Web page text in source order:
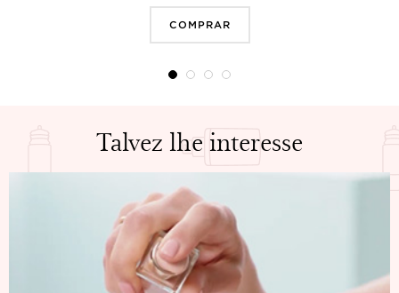
COMPRAR
Talvez lhe interesse